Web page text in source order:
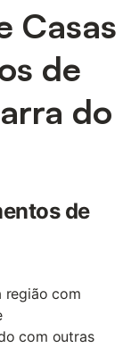
Casas
de
do
de
região com
com outras